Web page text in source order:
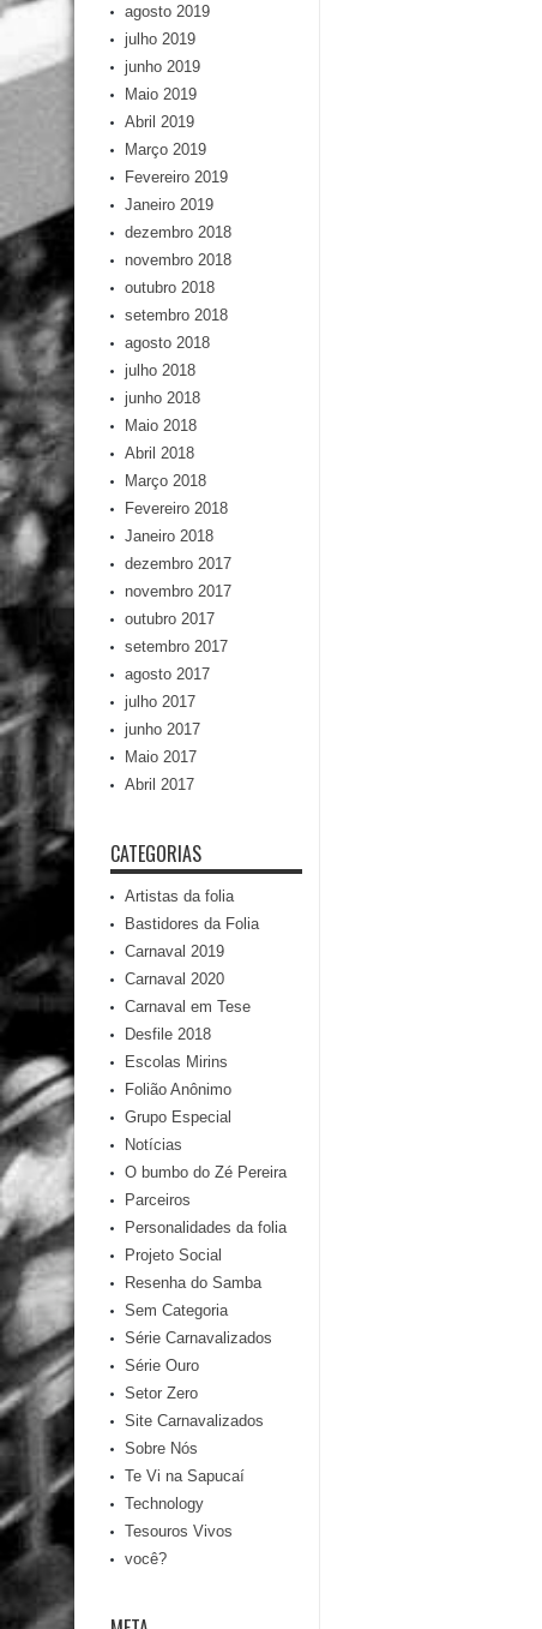
agosto 2019
julho 2019
junho 2019
Maio 2019
Abril 2019
Março 2019
Fevereiro 2019
Janeiro 2019
dezembro 2018
novembro 2018
outubro 2018
setembro 2018
agosto 2018
julho 2018
junho 2018
Maio 2018
Abril 2018
Março 2018
Fevereiro 2018
Janeiro 2018
dezembro 2017
novembro 2017
outubro 2017
setembro 2017
agosto 2017
julho 2017
junho 2017
Maio 2017
Abril 2017
CATEGORIAS
Artistas da folia
Bastidores da Folia
Carnaval 2019
Carnaval 2020
Carnaval em Tese
Desfile 2018
Escolas Mirins
Folião Anônimo
Grupo Especial
Notícias
O bumbo do Zé Pereira
Parceiros
Personalidades da folia
Projeto Social
Resenha do Samba
Sem Categoria
Série Carnavalizados
Série Ouro
Setor Zero
Site Carnavalizados
Sobre Nós
Te Vi na Sapucaí
Technology
Tesouros Vivos
você?